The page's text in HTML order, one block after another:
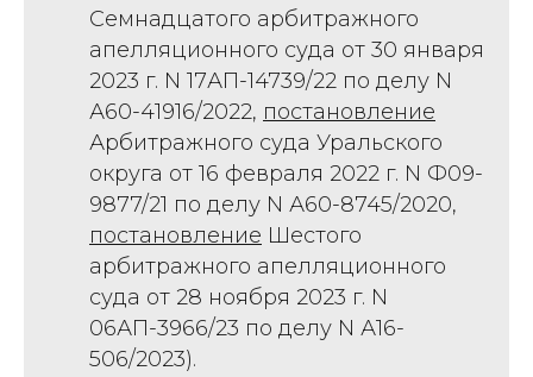
Семнадцатого арбитражного
апелляционного суда от 30 января
2023 г. N 17АП-14739/22 по делу N
А60-41916/2022, постановление
Арбитражного суда Уральского
округа от 16 февраля 2022 г. N Ф09-
9877/21 по делу N А60-8745/2020,
постановление Шестого
арбитражного апелляционного
суда от 28 ноября 2023 г. N
06АП-3966/23 по делу N А16-
506/2023).